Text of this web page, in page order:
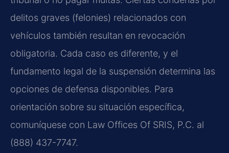
delitos graves (felonies) relacionados con
vehículos también resultan en revocación
obligatoria. Cada caso es diferente, y el
fundamento legal de la suspensión determina las
opciones de defensa disponibles. Para
orientación sobre su situación específica,
comuníquese con Law Offices Of SRIS, P.C. al
(888) 437-7747.